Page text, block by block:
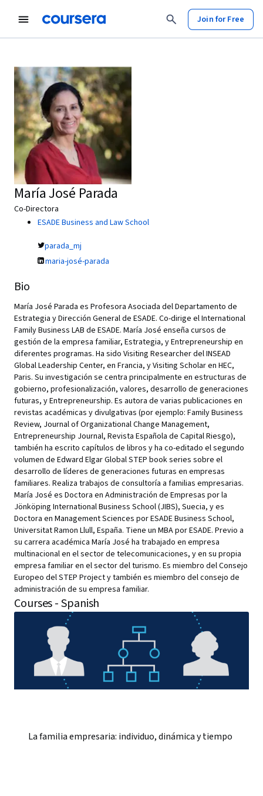
Join for Free
María José Parada
Co-Directora
ESADE Business and Law School
parada_mj
maria-josé-parada
Bio
María José Parada es Profesora Asociada del Departamento de
Estrategia y Dirección General de ESADE. Co-dirige el International
Family Business LAB de ESADE. María José enseña cursos de
gestión de la empresa familiar, Estrategia, y Entrepreneurship en
diferentes programas. Ha sido Visiting Researcher del INSEAD
Global Leadership Center, en Francia, y Visiting Scholar en HEC,
Paris. Su investigación se centra principalmente en estructuras de
gobierno, profesionalización, valores, desarrollo de generaciones
futuras, y Entrepreneurship. Es autora de varias publicaciones en
revistas académicas y divulgativas (por ejemplo: Family Business
Review, Journal of Organizational Change Management,
Entrepreneurship Journal, Revista Española de Capital Riesgo),
también ha escrito capítulos de libros y ha co-editado el segundo
volumen de Edward Elgar Global STEP book series sobre el
desarrollo de líderes de generaciones futuras en empresas
familiares. Realiza trabajos de consultoría a familias empresarias.
María José es Doctora en Administración de Empresas por la
Jönköping International Business School (JIBS), Suecia, y es
Doctora en Management Sciences por ESADE Business School,
Universitat Ramon Llull, España. Tiene un MBA por ESADE. Previo a
su carrera académica María José ha trabajado en empresa
multinacional en el sector de telecomunicaciones, y en su propia
empresa familiar en el sector del turismo. Es miembro del Consejo
Europeo del STEP Project y también es miembro del consejo de
administración de su empresa familiar.
Courses - Spanish
La familia empresaria: individuo, dinámica y tiempo